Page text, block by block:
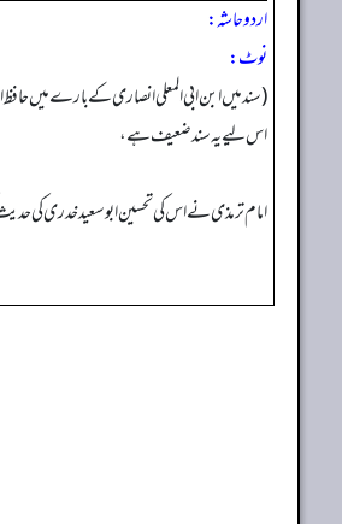
اردو حاشہ:
نوٹ:
(سند میں ابن ابی المعلی انصاری کے بارے میں
اس لیے یہ سند ضعیف ہے،
امام ترمذی نے اس کی تحسین ابوسعید خدری کی